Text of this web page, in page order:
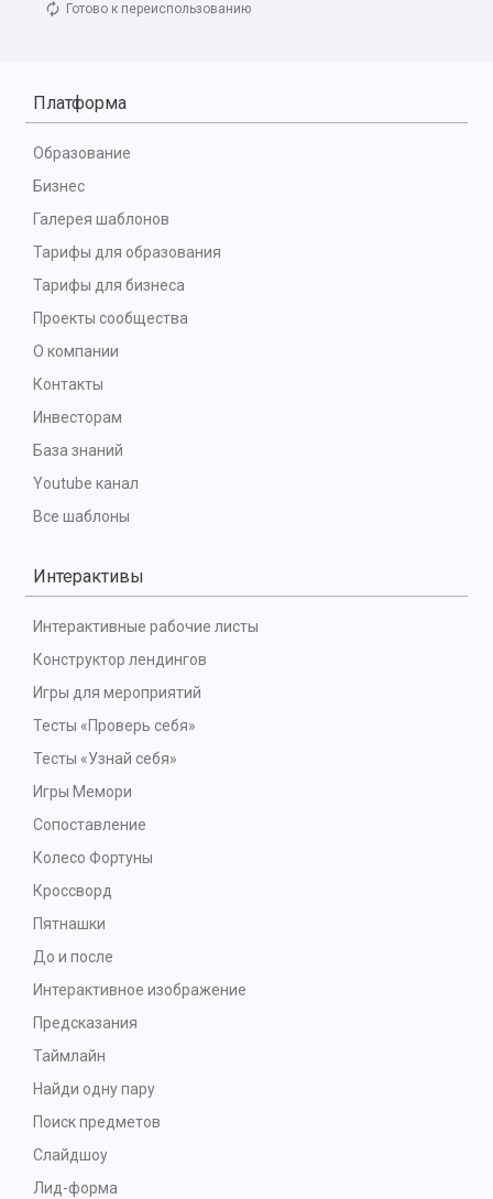
Готово к переиспользованию
Платформа
Образование
Бизнес
Галерея шаблонов
Тарифы для образования
Тарифы для бизнеса
Проекты сообщества
О компании
Контакты
Инвесторам
База знаний
Youtube канал
Все шаблоны
Интерактивы
Интерактивные рабочие листы
Конструктор лендингов
Игры для мероприятий
Тесты «Проверь себя»
Тесты «Узнай себя»
Игры Мемори
Сопоставление
Колесо Фортуны
Кроссворд
Пятнашки
До и после
Интерактивное изображение
Предсказания
Таймлайн
Найди одну пару
Поиск предметов
Слайдшоу
Лид-форма